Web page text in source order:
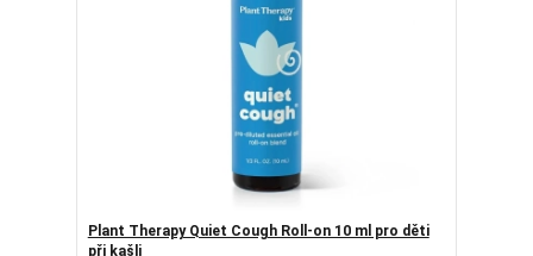
Plant Therapy Quiet Cough Roll-on 10 ml pro děti
při kašli